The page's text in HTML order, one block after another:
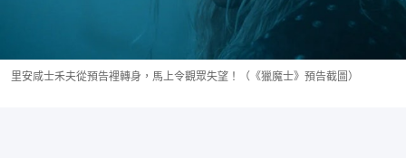
里安咸士禾夫從預告裡轉身，馬上令觀眾失望！（《獵魔士》預告截圖）